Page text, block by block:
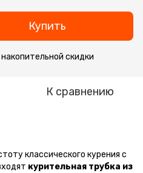
Купить
скидки
К сравнению
классического курения с
курительная трубка из